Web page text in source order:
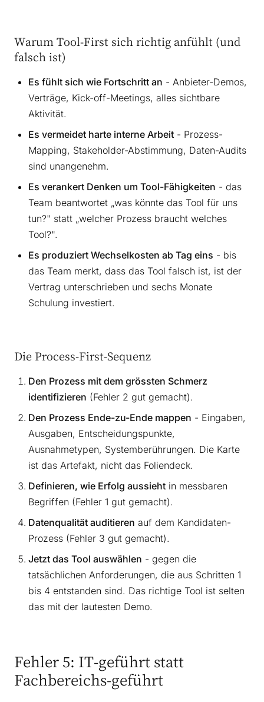
Warum Tool-First sich richtig anfühlt (und
falsch ist)
Es fühlt sich wie Fortschritt an - Anbieter-Demos,
Verträge, Kick-off-Meetings, alles sichtbare
Aktivität.
Es vermeidet harte interne Arbeit - Prozess-
Mapping, Stakeholder-Abstimmung, Daten-Audits
sind unangenehm.
Es verankert Denken um Tool-Fähigkeiten - das
Team beantwortet „was könnte das Tool für uns
tun?" statt „welcher Prozess braucht welches
Tool?".
Es produziert Wechselkosten ab Tag eins - bis
das Team merkt, dass das Tool falsch ist, ist der
Vertrag unterschrieben und sechs Monate
Schulung investiert.
Die Process-First-Sequenz
Den Prozess mit dem grössten Schmerz
identifizieren (Fehler 2 gut gemacht).
Den Prozess Ende-zu-Ende mappen - Eingaben,
Ausgaben, Entscheidungspunkte,
Ausnahmetypen, Systemberührungen. Die Karte
ist das Artefakt, nicht das Foliendeck.
Definieren, wie Erfolg aussieht in messbaren
Begriffen (Fehler 1 gut gemacht).
Datenqualität auditieren auf dem Kandidaten-
Prozess (Fehler 3 gut gemacht).
Jetzt das Tool auswählen - gegen die
tatsächlichen Anforderungen, die aus Schritten 1
bis 4 entstanden sind. Das richtige Tool ist selten
das mit der lautesten Demo.
Fehler 5: IT-geführt statt
Fachbereichs-geführt